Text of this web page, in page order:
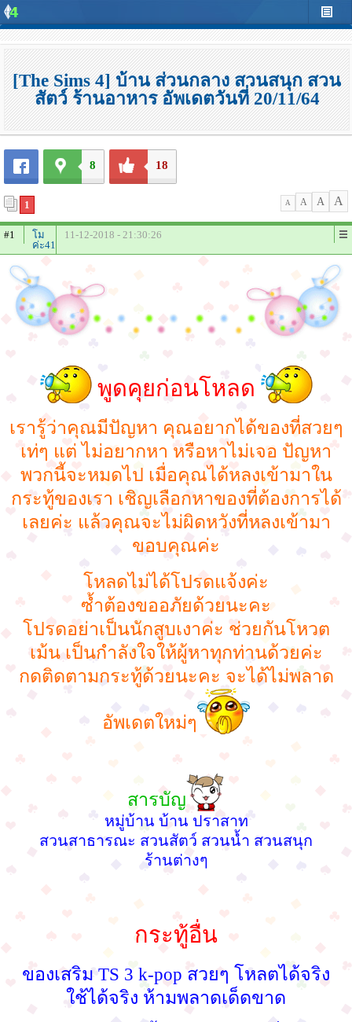
[The Sims 4] บ้าน ส่วนกลาง สวนสนุก สวน
สัตว์ ร้านอาหาร อัพเดตวันที่ 20/11/64
8 18
1 A A A A
#1
โม
ค่ะ41
11-12-2018 - 21:30:26
พูดคุยก่อนโหลด
เรารู้ว่าคุณมีปัญหา คุณอยากได้ของที่สวยๆ
เท่ๆ แต่ ไม่อยากหา หรือหาไม่เจอ ปัญหา
พวกนี้จะหมดไป เมื่อคุณได้หลงเข้ามาใน
กระทู้ของเรา เชิญเลือกหาของที่ต้องการได้
เลยค่ะ แล้วคุณจะไม่ผิดหวังที่หลงเข้ามา
ขอบคุณค่ะ
โหลดไม่ได้โปรดแจ้งค่ะ
ซ้ำต้องขออภัยด้วยนะคะ
โปรดอย่าเป็นนักสูบเงาค่ะ ช่วยกันโหวต
เม้น เป็นกำลังใจให้ผู้หาทุกท่านด้วยค่ะ
กดติดตามกระทู้ด้วยนะคะ จะได้ไม่พลาด
อัพเดตใหม่ๆ
สารบัญ
หมู่บ้าน บ้าน ปราสาท
สวนสาธารณะ สวนสัตว์ สวนน้ำ สวนสนุก
ร้านต่างๆ
กระทู้อื่น
ของเสริม TS 3 k-pop สวยๆ โหลตได้จริง
ใช้ได้จริง ห้ามพลาดเด็ดขาด